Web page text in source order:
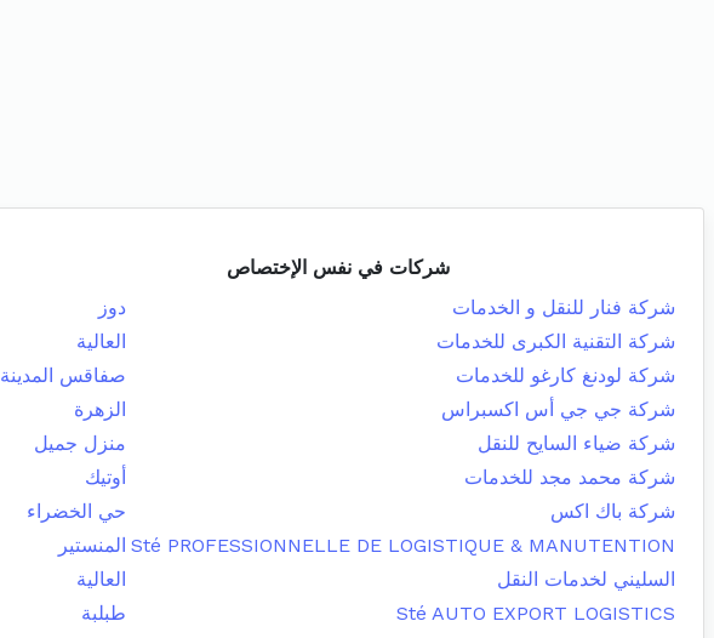
شركات في نفس الإختصاص
شركة فنار للنقل و الخدمات
دوز
شركة التقنية الكبرى للخدمات
العالية
شركة لودنغ كارغو للخدمات
صفاقس المدينة
شركة جي جي أس اكسبراس
الزهرة
شركة ضياء السايح للنقل
منزل جميل
شركة محمد مجد للخدمات
أوتيك
شركة باك اكس
حي الخضراء
Sté PROFESSIONNELLE DE LOGISTIQUE & MANUTENTION المنستير
السليني لخدمات النقل
العالية
Sté AUTO EXPORT LOGISTICS
طبلبة